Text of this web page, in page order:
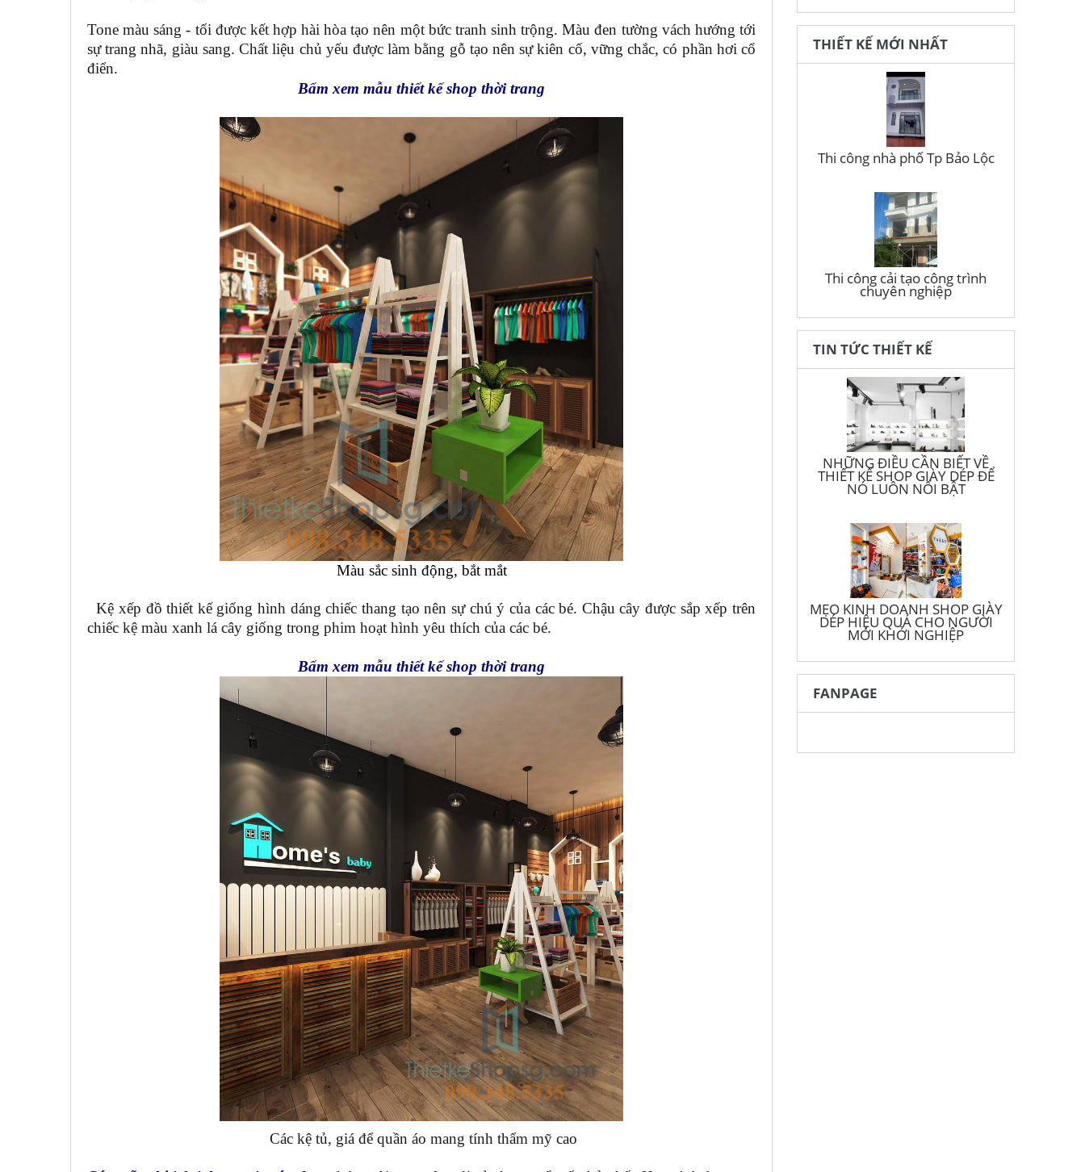
Tone màu sáng - tối được kết hợp hài hòa tạo nên một bức tranh sinh trộng. Màu đen tường vách hướng tới
sự trang nhã, giàu sang. Chất liệu chủ yếu được làm bằng gỗ tạo nên sự kiên cố, vững chắc, có phần hơi cổ
điển.
Bấm xem mẫu thiết kế shop thời trang
Màu sắc sinh động, bắt mắt
Kệ xếp đồ thiết kế giống hình dáng chiếc thang tạo nên sự chú ý của các bé. Chậu cây được sắp xếp trên
chiếc kệ màu xanh lá cây giống trong phim hoạt hình yêu thích của các bé.
Bấm xem mẫu thiết kế shop thời trang
Các kệ tủ, giá để quần áo mang tính thẩm mỹ cao
THIẾT KẾ MỚI NHẤT
Thi công nhà phố Tp Bảo Lộc
Thi công cải tạo công trình
chuyên nghiệp
TIN TỨC THIẾT KẾ
NHỮNG ĐIỀU CẦN BIẾT VỀ
THIẾT KẾ SHOP GIÀY DÉP ĐỂ
NÓ LUÔN NỔI BẬT
MẸO KINH DOANH SHOP GIÀY
DÉP HIỆU QUẢ CHO NGƯỜI
MỚI KHỞI NGHIỆP
FANPAGE